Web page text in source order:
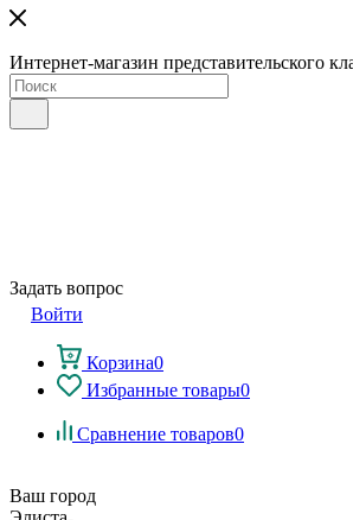
Интернет-магазин представительского
Задать вопрос
Войти
Корзина0
Избранные товары0
Сравнение товаров0
Ваш город